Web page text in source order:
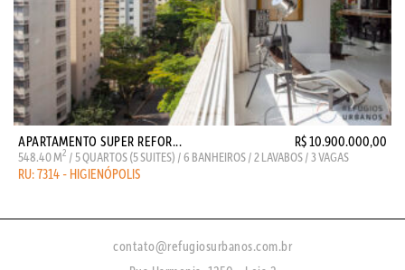
APARTAMENTO SUPER REFOR... R$ 10.900.000,00
548.40 M2 / 5 QUARTOS (5 SUITES) / 6 BANHEIROS / 2 LAVABOS / 3 VAGAS
RU: 7314 - HIGIENÓPOLIS
contato@refugiosurbanos.com.br